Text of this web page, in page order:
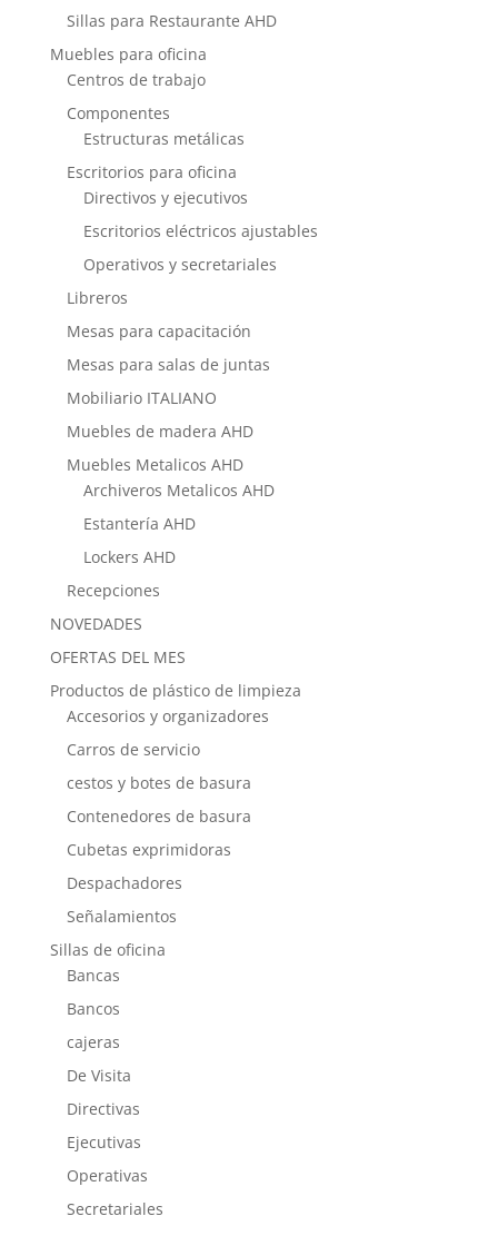
Sillas para Restaurante AHD
Muebles para oficina
Centros de trabajo
Componentes
Estructuras metálicas
Escritorios para oficina
Directivos y ejecutivos
Escritorios eléctricos ajustables
Operativos y secretariales
Libreros
Mesas para capacitación
Mesas para salas de juntas
Mobiliario ITALIANO
Muebles de madera AHD
Muebles Metalicos AHD
Archiveros Metalicos AHD
Estantería AHD
Lockers AHD
Recepciones
NOVEDADES
OFERTAS DEL MES
Productos de plástico de limpieza
Accesorios y organizadores
Carros de servicio
cestos y botes de basura
Contenedores de basura
Cubetas exprimidoras
Despachadores
Señalamientos
Sillas de oficina
Bancas
Bancos
cajeras
De Visita
Directivas
Ejecutivas
Operativas
Secretariales